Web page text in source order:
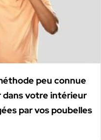
peu connue
dans votre intérieur
par vos poubelles